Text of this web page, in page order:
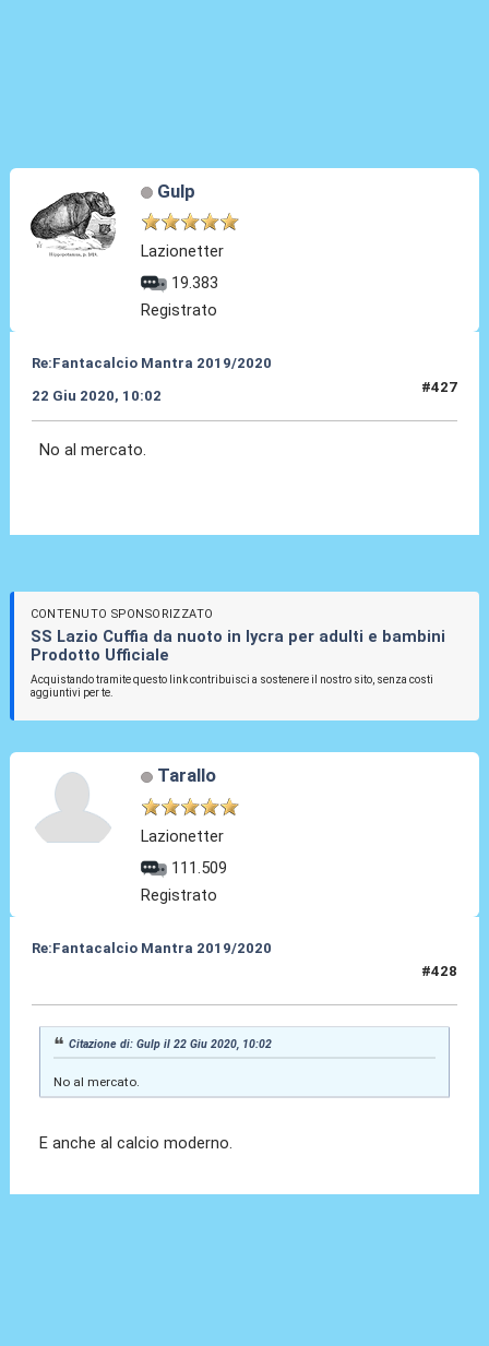
Gulp
Lazionetter
19.383
Registrato
Re:Fantacalcio Mantra 2019/2020
22 Giu 2020, 10:02
#427
No al mercato.
CONTENUTO SPONSORIZZATO
SS Lazio Cuffia da nuoto in lycra per adulti e bambini
Prodotto Ufficiale
Acquistando tramite questo link contribuisci a sostenere il nostro sito, senza costi
aggiuntivi per te.
Tarallo
Lazionetter
111.509
Registrato
Re:Fantacalcio Mantra 2019/2020
#428
Citazione di: Gulp il 22 Giu 2020, 10:02
No al mercato.
E anche al calcio moderno.